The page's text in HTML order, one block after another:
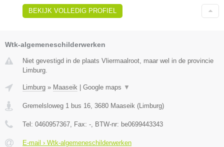
BEKIJK VOLLEDIG PROFIEL
Wtk-algemeneschilderwerken
Niet gevestigd in de plaats Vliermaalroot, maar wel in de provincie
Limburg.
Limburg » Maaseik | Google maps ▼
Gremelsloweg 1 bus 16 3680 Maaseik (Limburg)
Tel: 0460957367 , Fax: - , BTW-nr: be0699443343
E-mail › Wtk-algemeneschilderwerken